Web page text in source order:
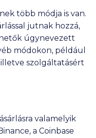
több módja is van.
jutnak hozzá,
úgynevezett
módokon, például
szolgáltatásért
valamelyik
a Coinbase